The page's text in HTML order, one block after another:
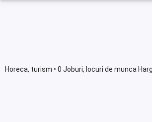
Horeca, turism • 0 Joburi, locuri de munca